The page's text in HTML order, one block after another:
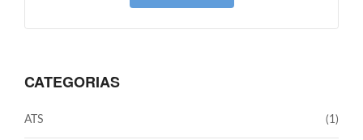
CATEGORIAS
ATS (1)